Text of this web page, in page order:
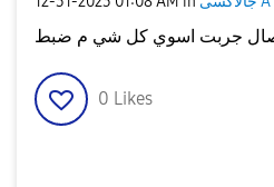
جربت اسوي كل شي م ضبط
0 Likes